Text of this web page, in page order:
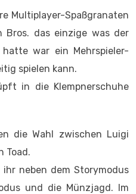
Multiplayer-Spaßgranaten
Bros. das einzige was der
war ein Mehrspieler-
spielen kann.
in die Klempnerschuhe
die Wahl zwischen Luigi
Toad.
ihr neben dem Storymodus
und die Münzjagd. Im